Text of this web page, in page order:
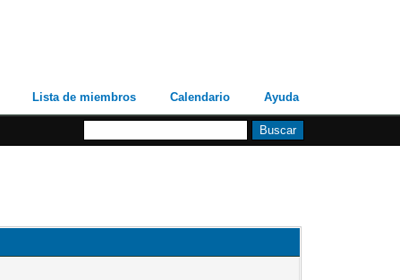
Lista de miembros Calendario Ayuda